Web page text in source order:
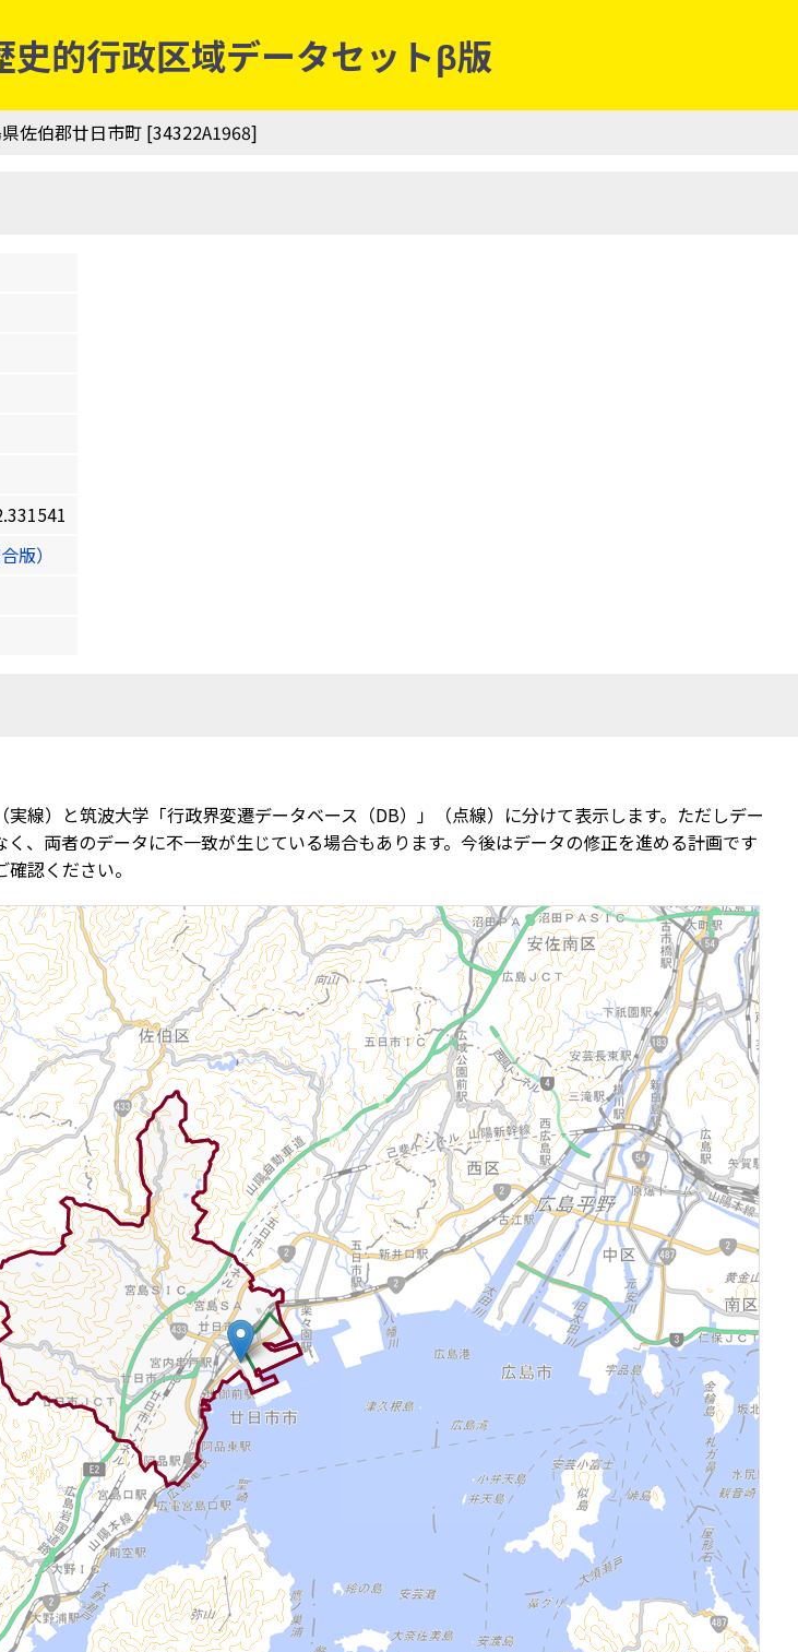
的行政区域データセットβ版
佐伯郡廿日市町 [34322A1968]
版）
線）と筑波大学「行政界変遷データベース（DB）」（点線）に分けて表示します。ただしデー
、両者のデータに不一致が生じている場合もあります。今後はデータの修正を進める計画です
認ください。